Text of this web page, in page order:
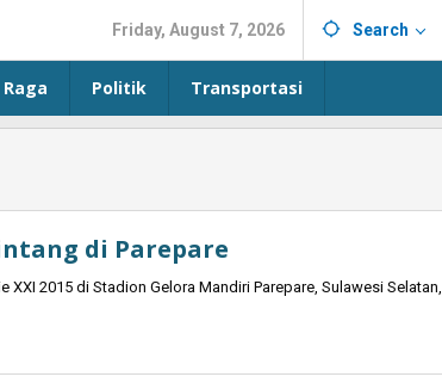
Friday, August 7, 2026 Search
Politik Transportasi
di Parepare
2015 di Stadion Gelora Mandiri Parepare, Sulawesi Selatan,